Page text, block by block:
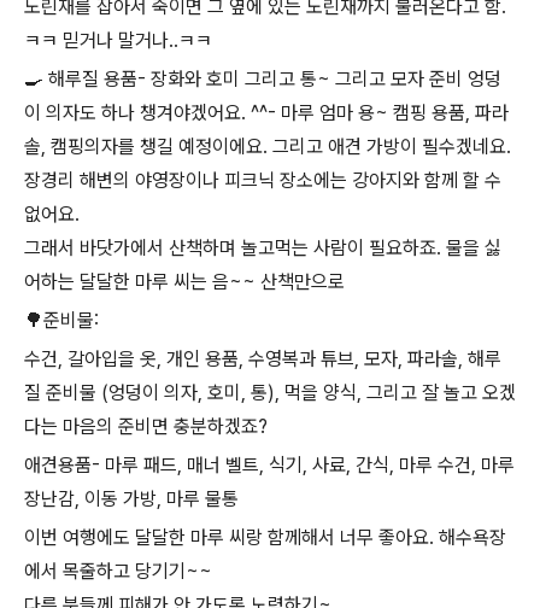
노린재를 잡아서 죽이면 그 옆에 있는 노린재까지 불러온다고 함.
ㅋㅋ 믿거나 말거나..ㅋㅋ
​🍳 해루질 용품- 장화와 호미 그리고 통~ 그리고 모자 준비 엉덩
이 의자도 하나 챙겨야겠어요. ^^- 마루 엄마 용~ 캠핑 용품, 파라
솔, 캠핑의자를 챙길 예정이에요. 그리고 애견 가방이 필수겠네요.
장경리 해변의 야영장이나 피크닉 장소에는 강아지와 함께 할 수
없어요.
그래서 바닷가에서 산책하며 놀고먹는 사람이 필요하죠. 물을 싫
어하는 달달한 마루 씨는 음~~ 산책만으로
🌳준비물:
수건, 갈아입을 옷, 개인 용품, 수영복과 튜브, 모자, 파라솔, 해루
질 준비물 (엉덩이 의자, 호미, 통), 먹을 양식, 그리고 잘 놀고 오겠
다는 마음의 준비면 충분하겠죠?
애견용품- 마루 패드, 매너 벨트, 식기, 사료, 간식, 마루 수건, 마루
장난감, 이동 가방, 마루 물통
​이번 여행에도 달달한 마루 씨랑 함께해서 너무 좋아요. 해수욕장
에서 목줄하고 당기기~~